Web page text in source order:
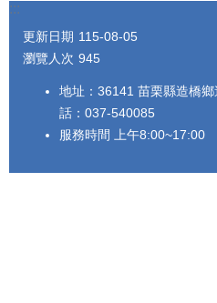
:::
更新日期 115-08-05
瀏覽人次 945
地址：36141 苗栗縣造橋
話：037-540085
服務時間 上午8:00~17:00